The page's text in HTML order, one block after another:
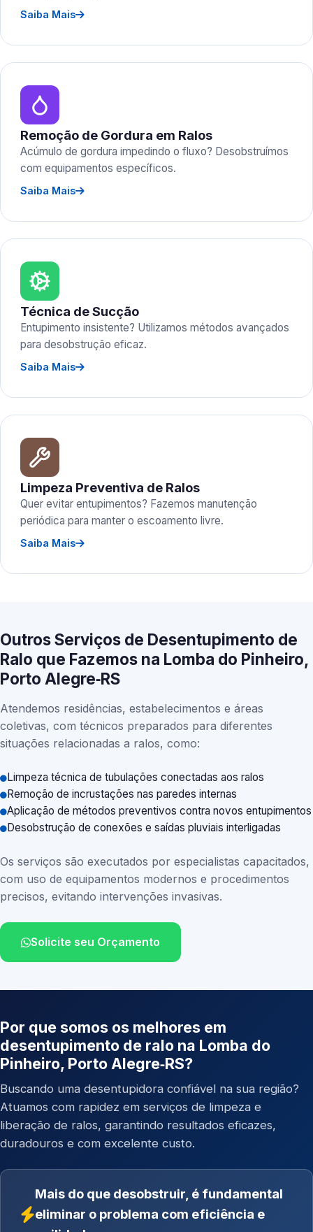
Saiba Mais
Remoção de Gordura em Ralos
Acúmulo de gordura impedindo o fluxo? Desobstruímos
com equipamentos específicos.
Saiba Mais
Técnica de Sucção
Entupimento insistente? Utilizamos métodos avançados
para desobstrução eficaz.
Saiba Mais
Limpeza Preventiva de Ralos
Quer evitar entupimentos? Fazemos manutenção
periódica para manter o escoamento livre.
Saiba Mais
Outros Serviços de Desentupimento de
Ralo que Fazemos na Lomba do Pinheiro,
Porto Alegre‑RS
Atendemos residências, estabelecimentos e áreas
coletivas, com técnicos preparados para diferentes
situações relacionadas a ralos, como:
Limpeza técnica de tubulações conectadas aos ralos
Remoção de incrustações nas paredes internas
Aplicação de métodos preventivos contra novos entupimentos
Desobstrução de conexões e saídas pluviais interligadas
Os serviços são executados por especialistas capacitados,
com uso de equipamentos modernos e procedimentos
precisos, evitando intervenções invasivas.
Solicite seu Orçamento
Por que somos os melhores em
desentupimento de ralo na Lomba do
Pinheiro, Porto Alegre‑RS?
Buscando uma desentupidora confiável na sua região?
Atuamos com rapidez em serviços de limpeza e
liberação de ralos, garantindo resultados eficazes,
duradouros e com excelente custo.
Mais do que desobstruir, é fundamental
eliminar o problema com eficiência e